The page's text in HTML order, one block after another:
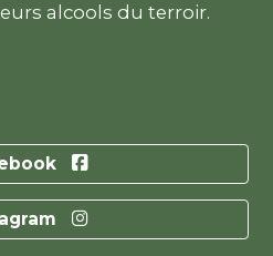
alcools du terroir.